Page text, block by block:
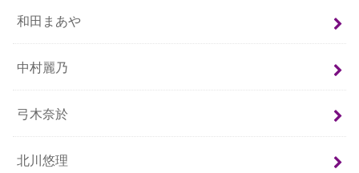
和田まあや
中村麗乃
弓木奈於
北川悠理